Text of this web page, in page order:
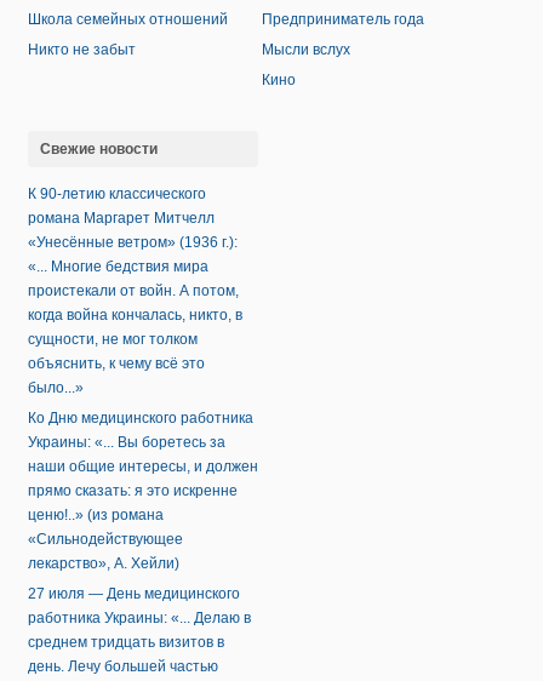
Школа семейных отношений
Никто не забыт
Предприниматель года
Мысли вслух
Кино
Свежие новости
К 90-летию классического
романа Маргарет Митчелл
«Унесённые ветром» (1936 г.):
«... Многие бедствия мира
проистекали от войн. А потом,
когда война кончалась, никто, в
сущности, не мог толком
объяснить, к чему всё это
было...»
Ко Дню медицинского работника
Украины: «... Вы боретесь за
наши общие интересы, и должен
прямо сказать: я это искренне
ценю!..» (из романа
«Сильнодействующее
лекарство», А. Хейли)
27 июля — День медицинского
работника Украины: «... Делаю в
среднем тридцать визитов в
день. Лечу большей частью